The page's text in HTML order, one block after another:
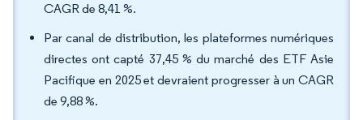
CAGR de 8,41 %.
Par canal de distribution, les plateformes numériques
directes ont capté 37,45 % du marché des ETF Asie
Pacifique en 2025 et devraient progresser à un CAGR
de 9,88 %.